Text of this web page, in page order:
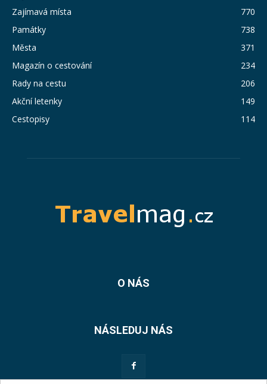
Zajímavá místa
770
Památky
738
Města
371
Magazín o cestování
234
Rady na cestu
206
Akční letenky
149
Cestopisy
114
O NÁS
NÁSLEDUJ NÁS